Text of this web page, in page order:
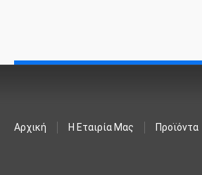
Αρχική Η Εταιρία Μας Προϊόντα